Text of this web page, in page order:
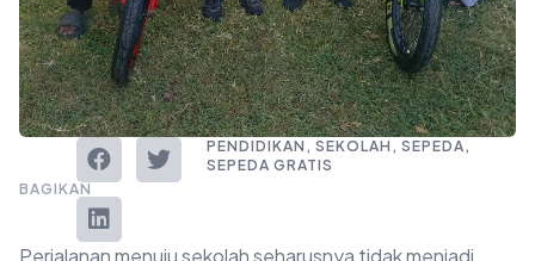
BAGIKAN
PENDIDIKAN , SEKOLAH , SEPEDA ,
SEPEDA GRATIS
Perjalanan menuju sekolah seharusnya tidak menjadi